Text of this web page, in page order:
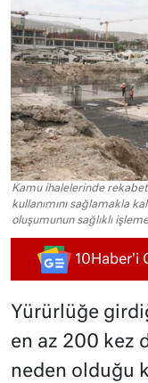
Kamu ihalelerinde
kullanımını sağlamakla
oluşumunun sağlıklı
10Haber'i
Yürürlüğe
en az 200 kez
neden olduğu